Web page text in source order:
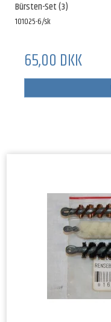
Bürsten-Set (3)
101025-6/sk
65,00 DKK